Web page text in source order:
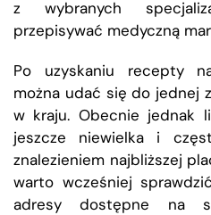
z wybranych
przepisywać medyczną
Po uzyskaniu recepty
można udać się do jednej
w kraju. Obecnie jednak
jeszcze niewielka i
znalezieniem najbliższej
warto wcześniej
adresy dostępne na